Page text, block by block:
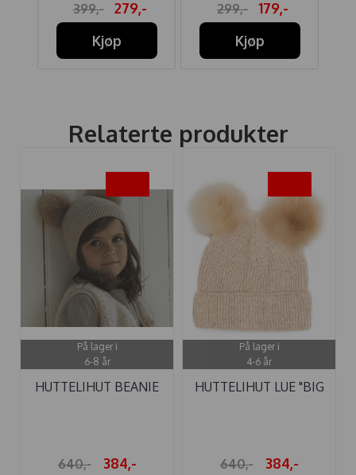
399,-
279,-
Kjøp
299,-
179,-
Kjøp
Relaterte produkter
På lager i
6-8 år
HUTTELIHUT BEANIE
640,- 384,-
På lager i
4-6 år
HUTTELIHUT LUE "BIG
640,- 384,-